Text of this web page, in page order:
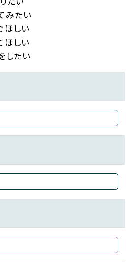
みたい
ほしい
ほしい
したい